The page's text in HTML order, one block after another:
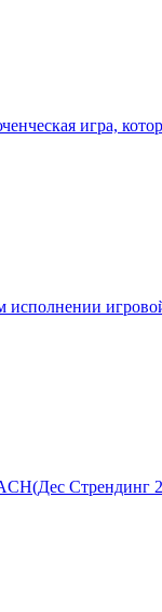
игра,
Стрендинг 2